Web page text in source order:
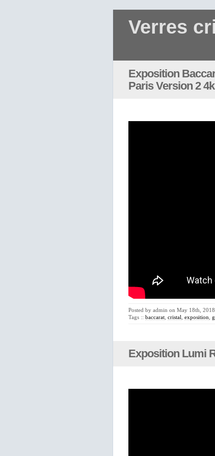
Verres
Exposition
Paris Version 2 4k
Posted by admin on May 18th,
Tags :: baccarat cristal exposition
Exposition Lumi